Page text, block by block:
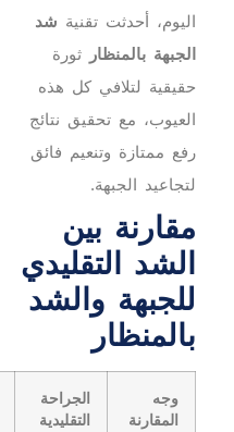
اليوم، أحدثت تقنية شد
الجبهة بالمنظار
ثورة
حقيقية لتلافي كل هذه
العيوب، مع تحقيق نتائج
رفع ممتازة وتنعيم فائق
لتجاعيد الجبهة.
مقارنة بين
الشد التقليدي
للجبهة والشد
بالمنظار
وجه
المقارنة
الجراحة
التقليدية